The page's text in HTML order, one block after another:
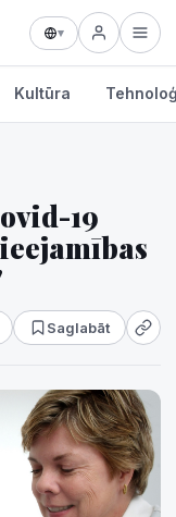
▾
Kultūra
19
Saglabāt